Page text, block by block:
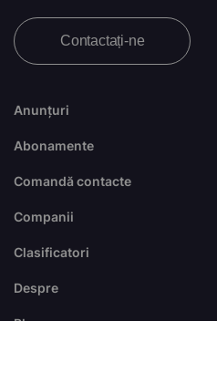
Anunțuri
Abonamente
Comandă contacte
Companii
Clasificatori
Despre
Blog
Contactați-ne